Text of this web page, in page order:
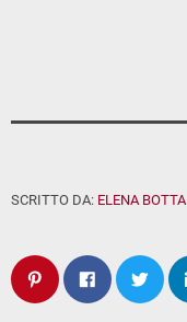
SCRITTO DA: ELENA BOTTA